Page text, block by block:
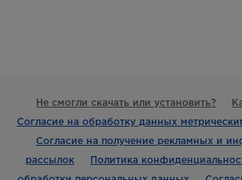
Не смогли скачать или установить?
Согласие на обработку данных
Согласие на получение рекламных и
рассылок Политика